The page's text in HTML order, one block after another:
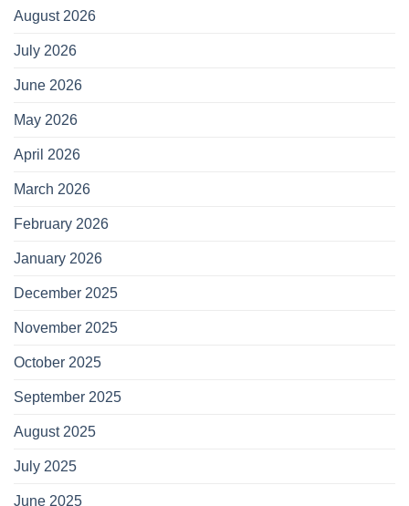
August 2026
July 2026
June 2026
May 2026
April 2026
March 2026
February 2026
January 2026
December 2025
November 2025
October 2025
September 2025
August 2025
July 2025
June 2025